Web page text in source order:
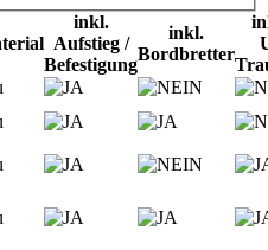
inkl.
Aufstieg /
Befestigung
inkl.
Bordbretter